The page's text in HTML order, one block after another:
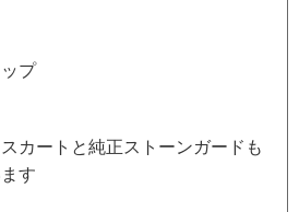
プ
カートと純正ストーンガードも
す